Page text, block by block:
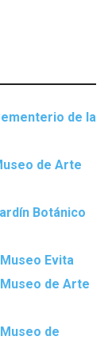
de la
de Arte
Botánico
Evita
Museo de Arte
de